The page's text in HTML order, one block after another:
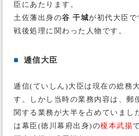
臣にあたります。
土佐藩出身の谷 干城が初代大臣
戦後処理に関わった人物です。
■ 逓信大臣
逓信(ていしん)大臣は現在の総務
す。しかし当時の業務内容は、郵
関する業務が大半を占めていまし
は幕臣(徳川幕府出身)の榎本武揚